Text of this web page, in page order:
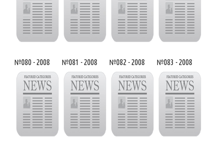
№080 - 2008 №081 - 2008 №082 - 2008 №083 - 2008